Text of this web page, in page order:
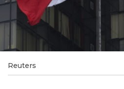
Reuters